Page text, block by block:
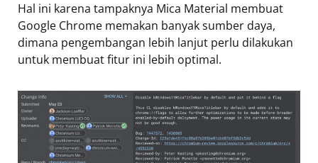
Hal ini karena tampaknya Mica Material membuat
Google Chrome memakan banyak sumber daya,
dimana pengembangan lebih lanjut perlu dilakukan
untuk membuat fitur ini lebih optimal.